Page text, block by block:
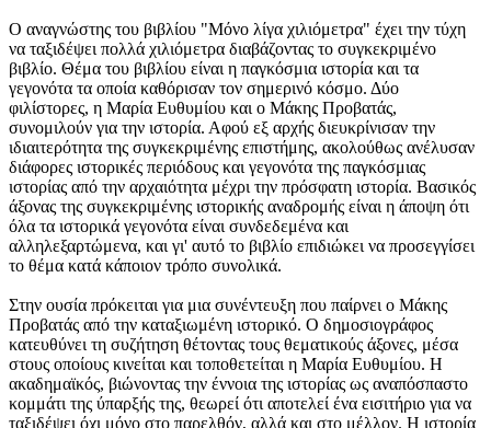
Ο αναγνώστης του βιβλίου "Μόνο λίγα χιλιόμετρα" έχει την τύχη
να ταξιδέψει πολλά χιλιόμετρα διαβάζοντας το συγκεκριμένο
βιβλίο. Θέμα του βιβλίου είναι η παγκόσμια ιστορία και τα
γεγονότα τα οποία καθόρισαν τον σημερινό κόσμο. Δύο
φιλίστορες, η Μαρία Ευθυμίου και ο Μάκης Προβατάς,
συνομιλούν για την ιστορία. Αφού εξ αρχής διευκρίνισαν την
ιδιαιτερότητα της συγκεκριμένης επιστήμης, ακολούθως ανέλυσαν
διάφορες ιστορικές περιόδους και γεγονότα της παγκόσμιας
ιστορίας από την αρχαιότητα μέχρι την πρόσφατη ιστορία. Βασικός
άξονας της συγκεκριμένης ιστορικής αναδρομής είναι η άποψη ότι
όλα τα ιστορικά γεγονότα είναι συνδεδεμένα και
αλληλεξαρτώμενα, και γι' αυτό το βιβλίο επιδιώκει να προσεγγίσει
το θέμα κατά κάποιον τρόπο συνολικά.
Στην ουσία πρόκειται για μια συνέντευξη που παίρνει ο Μάκης
Προβατάς από την καταξιωμένη ιστορικό. Ο δημοσιογράφος
κατευθύνει τη συζήτηση θέτοντας τους θεματικούς άξονες, μέσα
στους οποίους κινείται και τοποθετείται η Μαρία Ευθυμίου. Η
ακαδημαϊκός, βιώνοντας την έννοια της ιστορίας ως αναπόσπαστο
κομμάτι της ύπαρξής της, θεωρεί ότι αποτελεί ένα εισιτήριο για να
ταξιδέψει όχι μόνο στο παρελθόν, αλλά και στο μέλλον. Η ιστορία